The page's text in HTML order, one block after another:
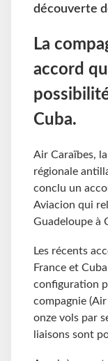
découverte
La
accord
Cuba.
Air Caraïbes,
régionale
conclu un
Aviacion qui
Guadeloupe à
Les récents
France et
configuration
compagnie
onze vols par
liaisons sont